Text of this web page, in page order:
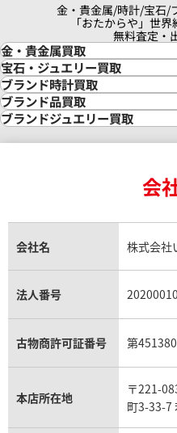
金・貴金属/時計/宝石/
「おたからや」世
無料査定・
金・貴金属買取
金買取
金の相場価格情報
金の参考買取価格一覧
インゴット買取
インゴットの相場価格情報
24金買取
金貨買取
貴金属買取
銀・シルバー買取
パラジウム買取
宝石・ジュエリー買取
宝石・ジュエリー買取
ダイヤモンド買取
ダイヤモンド・宝石の参考価格
リング・結婚指輪買取
エメラルド買取
トパーズ買取
タンザナイト買取
キャッツアイ買取
アクアマリン買取
ブランド時計買取
時計買取
ロレックス買取
ロレックス デイトナ買取
ロレックス サブマリーナー買取
ロレックス エクスプローラー
ロレックス デイトジャスト買取
パテック フィリップノーチラ
ヴァシュロン・コンスタンタン
オメガ買取
カルティエ買取
フランク ミュラー買取
リシャール・ミル買取
ブランド品買取
ブランド買取
シャネル マトラッセ買取
セリーヌ買取
プラダ買取
ブランドジュエリー買取
ヴァンクリーフ＆アーペル買取
ショーメ買取
ダミアーニ買取
モーブッサン買取
会
会社名 株式会社
法人番号
古物商許可証番号 第
本店所在地
〒221-
町3-33-7